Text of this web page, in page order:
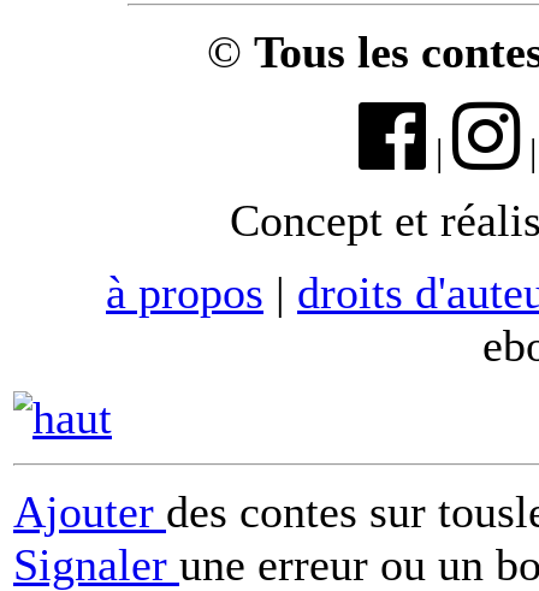
© Tous les
|
Concept et
à propos | droits
Ajouter des contes sur
Signaler une erreur ou un